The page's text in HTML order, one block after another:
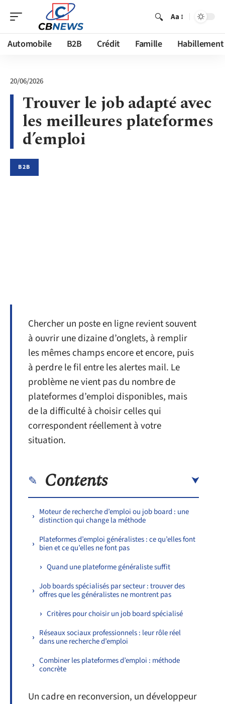
Aa
Automobile B2B Crédit Famille Habillement
20/06/2026
Trouver le job adapté avec
les meilleures plateformes
d’emploi
B2B
Chercher un poste en ligne revient souvent
à ouvrir une dizaine d’onglets, à remplir
les mêmes champs encore et encore, puis
à perdre le fil entre les alertes mail. Le
problème ne vient pas du nombre de
plateformes d’emploi disponibles, mais
de la difficulté à choisir celles qui
correspondent réellement à votre
situation.
Contents
Moteur de recherche d’emploi ou job board : une
distinction qui change la méthode
Plateformes d’emploi généralistes : ce qu’elles font
bien et ce qu’elles ne font pas
Quand une plateforme généraliste suffit
Job boards spécialisés par secteur : trouver des
offres que les généralistes ne montrent pas
Critères pour choisir un job board spécialisé
Réseaux sociaux professionnels : leur rôle réel
dans une recherche d’emploi
Combiner les plateformes d’emploi : méthode
concrète
Un cadre en reconversion, un développeur